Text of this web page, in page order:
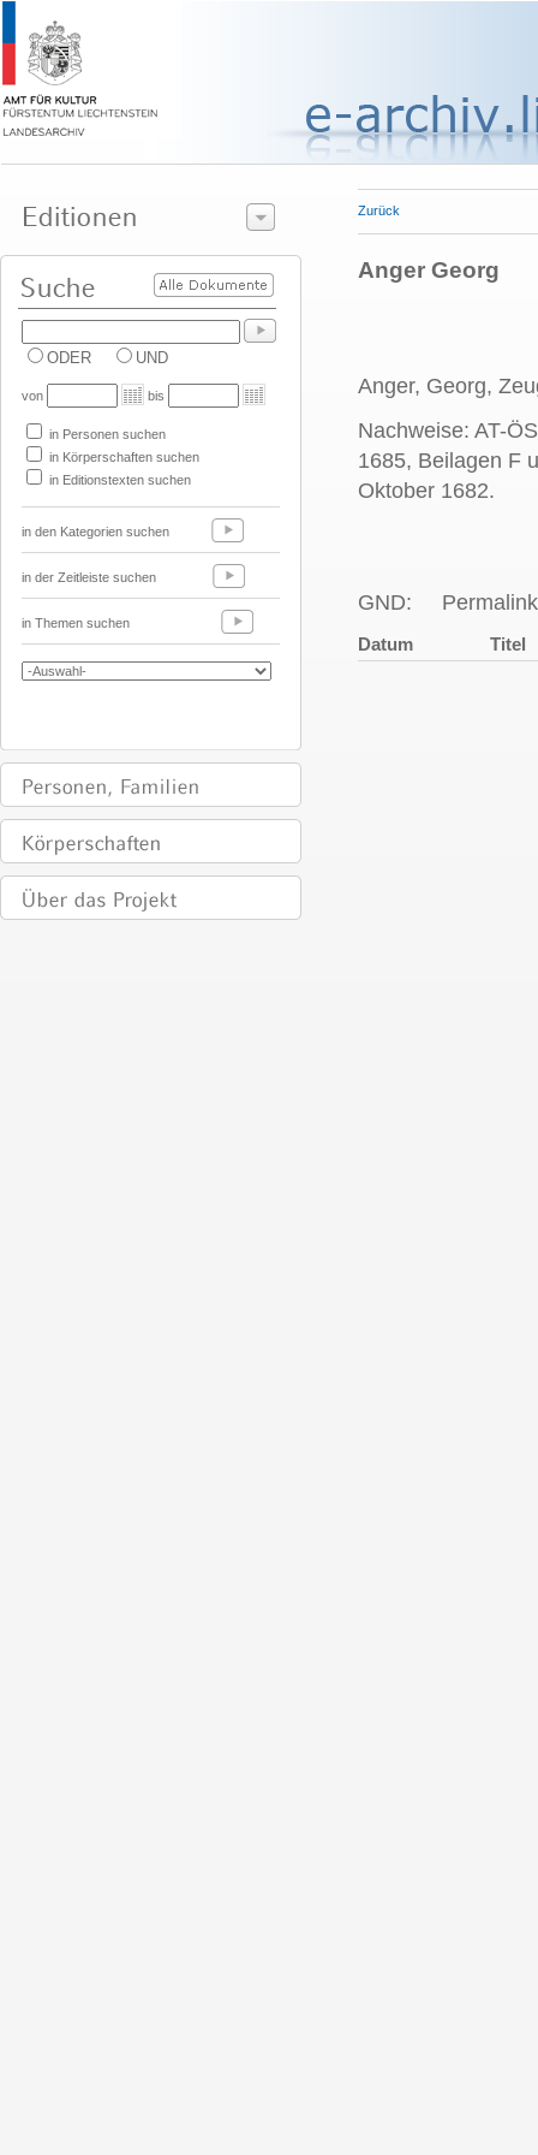
ODER UND
von bis
in Personen suchen
in Körperschaften suchen
in Editionstexten suchen
in den Kategorien suchen
in der Zeitleiste suchen
in Themen suchen
Zurück
Anger Georg
Anger, Georg,
Nachweise: AT-
1685, Beilagen F
Oktober 1682.
GND:
Datum Titel